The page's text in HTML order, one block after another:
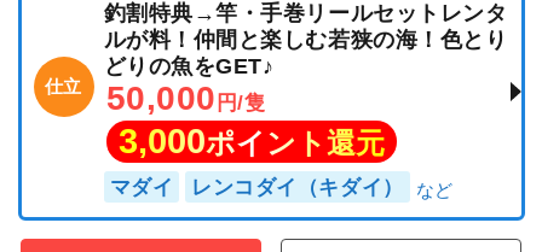
仕立
釣割特典→竿・手巻リールセットレンタ
ルが料！仲間と楽しむ若狭の海！色とり
どりの魚をGET♪
50,000 円/隻
3,000ポイント還元
マダイ レンコダイ（キダイ）